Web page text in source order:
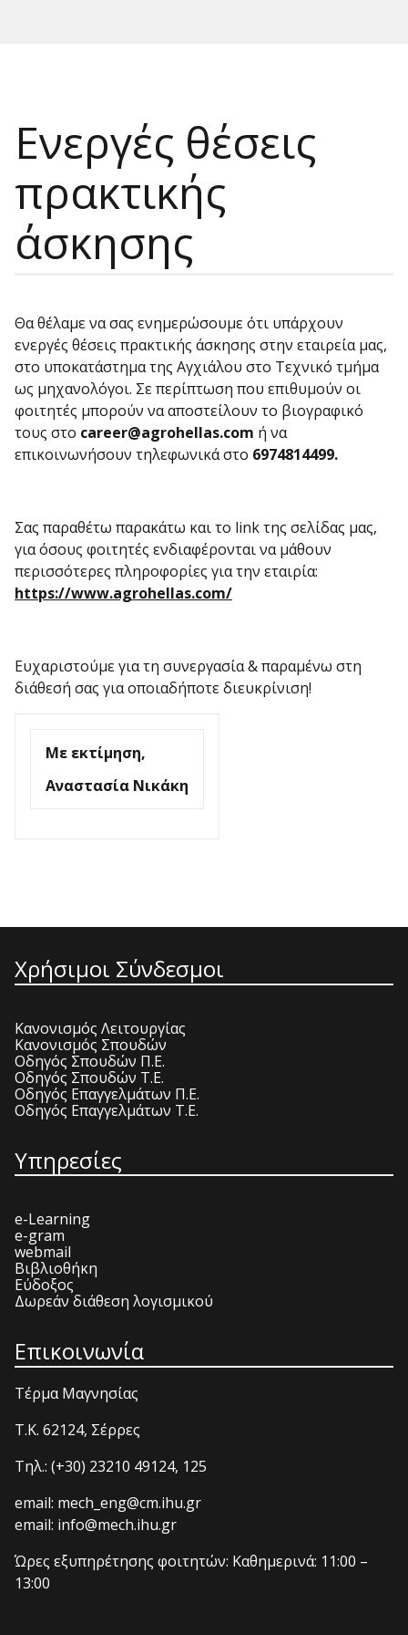
Ενεργές θέσεις
πρακτικής
άσκησης
Θα θέλαμε να σας ενημερώσουμε ότι υπάρχουν
ενεργές θέσεις πρακτικής άσκησης στην εταιρεία μας,
στο υποκατάστημα της Αγχιάλου στο Τεχνικό τμήμα
ως μηχανολόγοι. Σε περίπτωση που επιθυμούν οι
φοιτητές μπορούν να αποστείλουν το βιογραφικό
τους στο career@agrohellas.com ή να
επικοινωνήσουν τηλεφωνικά στο 6974814499.
Σας παραθέτω παρακάτω και το link της σελίδας μας,
για όσους φοιτητές ενδιαφέρονται να μάθουν
περισσότερες πληροφορίες για την εταιρία:
https://www.agrohellas.com/
Ευχαριστούμε για τη συνεργασία & παραμένω στη
διάθεσή σας για οποιαδήποτε διευκρίνιση!
Με εκτίμηση,
Αναστασία Νικάκη
Χρήσιμοι Σύνδεσμοι
Κανονισμός Λειτουργίας
Κανονισμός Σπουδών
Οδηγός Σπουδών Π.Ε.
Οδηγός Σπουδών Τ.Ε.
Οδηγός Επαγγελμάτων Π.Ε.
Οδηγός Επαγγελμάτων Τ.Ε.
Υπηρεσίες
e-Learning
e-gram
webmail
Βιβλιοθήκη
Εύδοξος
Δωρεάν διάθεση λογισμικού
Επικοινωνία
Τέρμα Μαγνησίας
T.K. 62124, Σέρρες
Τηλ.: (+30) 23210 49124, 125
email: mech_eng@cm.ihu.gr
email: info@mech.ihu.gr
Ώρες εξυπηρέτησης φοιτητών: Καθημερινά: 11:00 –
13:00